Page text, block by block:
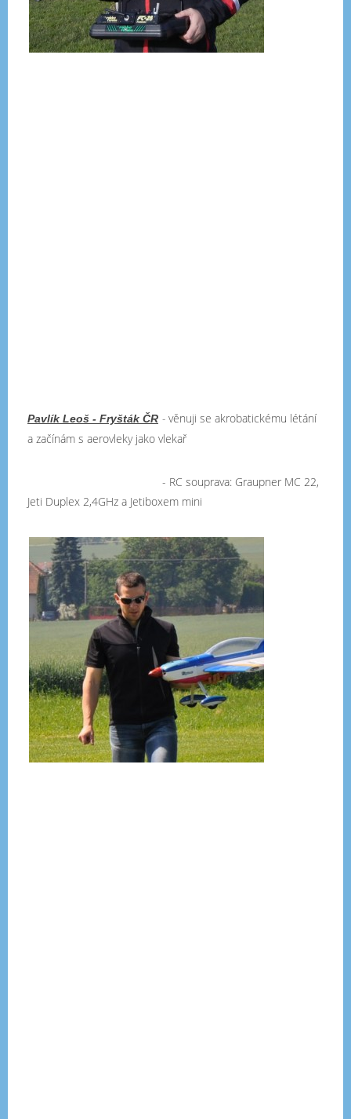
Pavlík Leoš - Fryšták ČR - věnuji se akrobatickému létání
a začínám s aerovleky jako vlekař
- RC souprava: Graupner MC 22,
Jeti Duplex 2,4GHz a Jetiboxem mini